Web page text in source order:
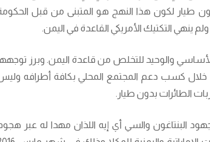
طيار لكون هذا النهج هو المتبنى من قبل
الأساسي والوحيد للتخلص من قاعدة اليمن. وبرز
كسب دعم المجتمع المحلي بكافة أطرافه
الطائرات بدون طيار.
جهود البنتاغون والسي أي إيه اللذان مهدا له عبر